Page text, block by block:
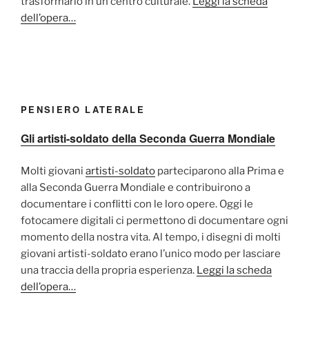
dell’opera…
PENSIERO LATERALE
Gli artisti-soldato della Seconda Guerra Mondiale
Molti giovani artisti-soldato parteciparono alla Prima e
alla Seconda Guerra Mondiale e contribuirono a
documentare i conflitti con le loro opere. Oggi le
fotocamere digitali ci permettono di documentare ogni
momento della nostra vita. Al tempo, i disegni di molti
giovani artisti-soldato erano l’unico modo per lasciare
una traccia della propria esperienza. Leggi la scheda
dell’opera…